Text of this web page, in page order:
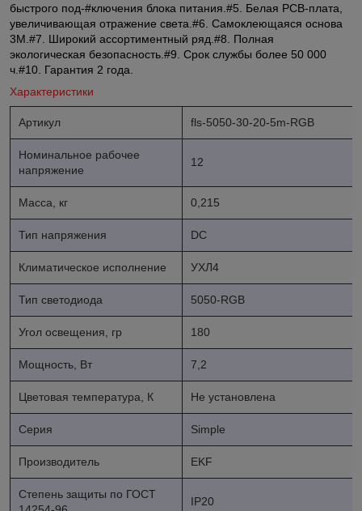
быстрого под-#ключения блока питания.#5. Белая PCB-плата,
увеличивающая отражение света.#6. Самоклеющаяся основа
3М.#7. Широкий ассортиментный ряд.#8. Полная
экологическая безопасность.#9. Срок службы более 50 000
ч.#10. Гарантия 2 года.
Характеристики
Артикул fls-5050-30-20-5m-RGB
Номинальное рабочее
напряжение
12
Масса, кг 0,215
Тип напряжения DC
Климатическое исполнение УХЛ4
Тип светодиода 5050-RGB
Угол освещения, гр 180
Мощность, Вт 7,2
Цветовая температура, К Не установлена
Серия Simple
Производитель EKF
Степень защиты по ГОСТ
IP20